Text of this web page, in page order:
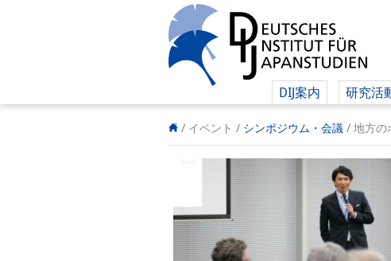
DIJ案内 研究活
/ イベント / シンポジウム・会議 / 地方の